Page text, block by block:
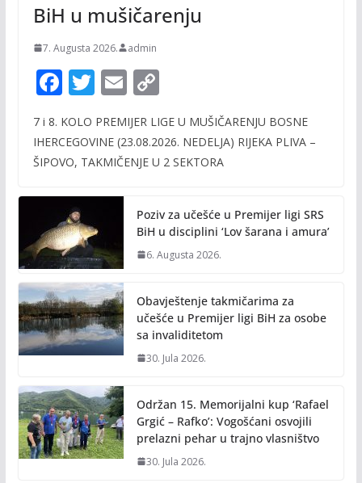
BiH u mušičarenju
7. Augusta 2026. admin
F
ac
e
b
o
k
T
w
itt
er
E
m
ai
l
C
p
y
n
k
7 i 8. KOLO PREMIJER LIGE U MUŠIČARENJU BOSNE
IHERCEGOVINE (23.08.2026. NEDELJA) RIJEKA PLIVA –
ŠIPOVO, TAKMIČENJE U 2 SEKTORA
Poziv za učešće u Premijer ligi SRS
BiH u disciplini ‘Lov šarana i amura’
6. Augusta 2026.
Obavještenje takmičarima za
učešće u Premijer ligi BiH za osobe
sa invaliditetom
30. Jula 2026.
Održan 15. Memorijalni kup ‘Rafael
Grgić – Rafko’: Vogošćani osvojili
prelazni pehar u trajno vlasništvo
30. Jula 2026.